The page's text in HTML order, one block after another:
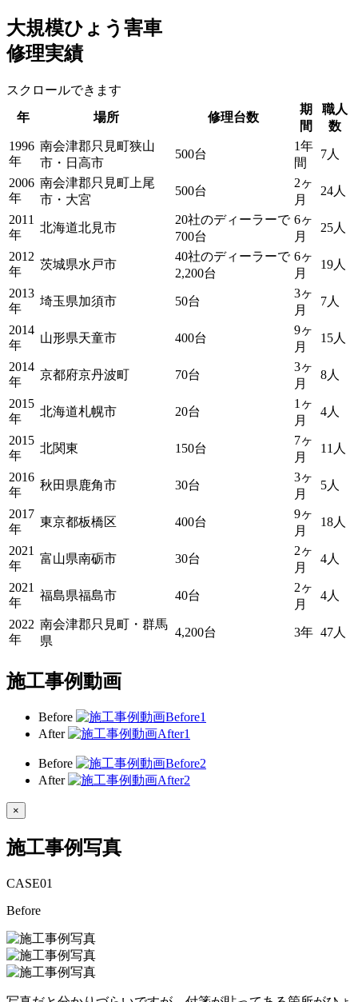
大規模ひょう害車
修理実績
スクロールできます
年
場所 修理台数
期
間
職人
数
1996
年
南会津郡只見町狭山
市・日高市
500台
1年
間
7人
2006
年
南会津郡只見町上尾
市・大宮
500台
2ヶ
月
24人
2011
年
北海道北見市
20社のディーラーで
700台
6ヶ
月
25人
2012
年
茨城県水戸市
40社のディーラーで
2,200台
6ヶ
月
19人
2013
年
埼玉県加須市 50台
3ヶ
月
7人
2014
年
山形県天童市 400台
9ヶ
月
15人
2014
年
京都府京丹波町 70台
3ヶ
月
8人
2015
年
北海道札幌市 20台
1ヶ
月
4人
2015
年
北関東 150台
7ヶ
月
11人
2016
年
秋田県鹿角市 30台
3ヶ
月
5人
2017
年
東京都板橋区 400台
9ヶ
月
18人
2021
年
富山県南砺市 30台
2ヶ
月
4人
2021
年
福島県福島市 40台
2ヶ
月
4人
2022
年
南会津郡只見町・群馬
県
4,200台 3年 47人
施工事例動画
Before
After
Before
After
×
施工事例写真
CASE01
Before